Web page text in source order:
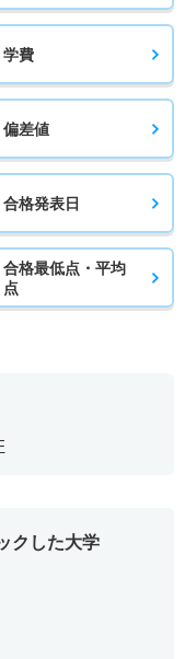
学費
偏差値
合格発表日
合格最低点・平均
点
クした大学